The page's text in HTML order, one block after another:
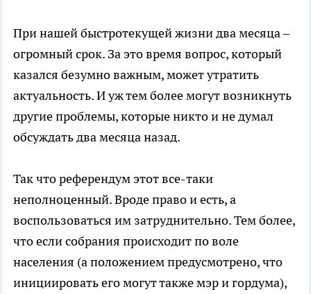
При нашей быстротекущей жизни два месяца –
огромный срок. За это время вопрос, который
казался безумно важным, может утратить
актуальность. И уж тем более могут возникнуть
другие проблемы, которые никто и не думал
обсуждать два месяца назад.
Так что референдум этот все-таки
неполноценный. Вроде право и есть, а
воспользоваться им затруднительно. Тем более,
что если собрания происходит по воле
населения (а положением предусмотрено, что
инициировать его могут также мэр и гордума),